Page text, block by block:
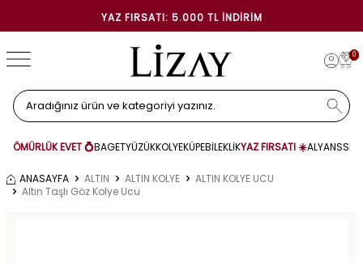
YAZ FIRSATI: 5.000 TL İNDIRIM
0
ÖMÜRLÜK EVET 💍BAGETYÜZÜKKOLYEKÜPEBİLEKLİKYAZ FIRSATI ☀️ALYANS
ANASAYFA ALTIN ALTIN KOLYE
ALTIN KOLYE UCU
Altın Taşlı Göz Kolye Ucu